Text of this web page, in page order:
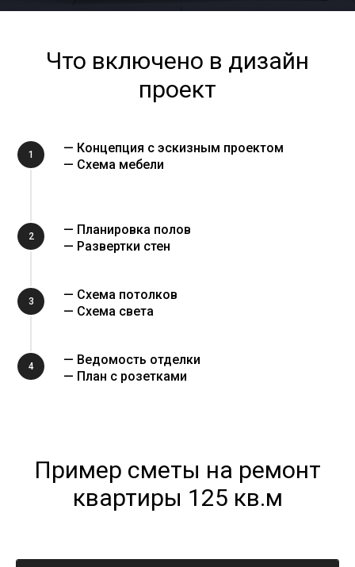
Что включено в дизайн
проект
1
— Концепция с эскизным проектом
— Схема мебели
2
— Планировка полов
— Развертки стен
3
— Схема потолков
— Схема света
4
— Ведомость отделки
— План с розетками
Пример сметы на ремонт
квартиры 125 кв.м